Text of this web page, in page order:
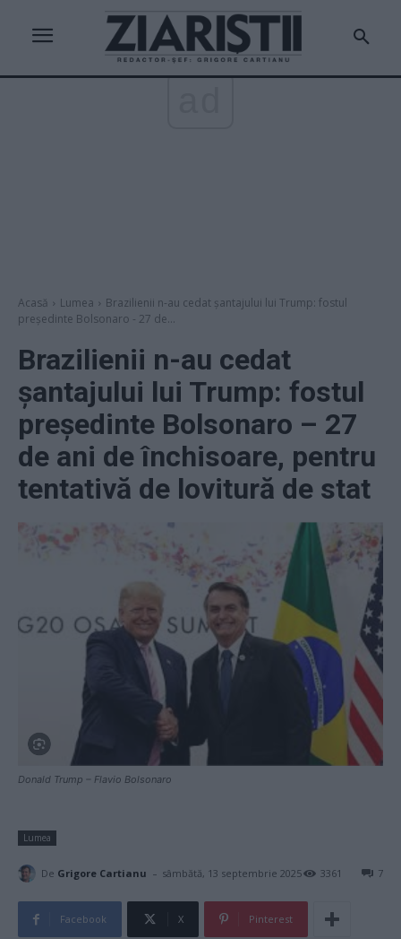
Acasă Lumea
Brazilienii n-au cedat șantajului lui Trump: fostul
președinte Bolsonaro - 27 de...
Brazilienii n-au cedat
șantajului lui Trump: fostul
președinte Bolsonaro – 27
de ani de închisoare, pentru
tentativă de lovitură de stat
Donald Trump – Flavio Bolsonaro
Lumea
De Grigore Cartianu - sâmbătă, 13 septembrie 2025 7
3361
Facebook X Pinterest